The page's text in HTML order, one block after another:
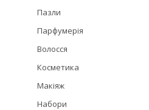
Пазли
Парфумерія
Волосся
Косметика
Макіяж
Набори